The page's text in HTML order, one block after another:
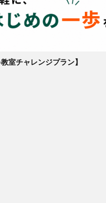
教室チャレンジプラン】